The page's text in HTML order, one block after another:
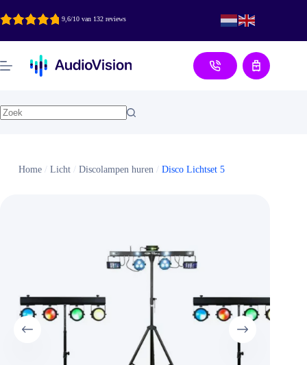
naar
inhoud
9,6/10 van 132 reviews
Aanvraag
Home/ Licht/ Discolampen huren/ Disco Lichtset 5